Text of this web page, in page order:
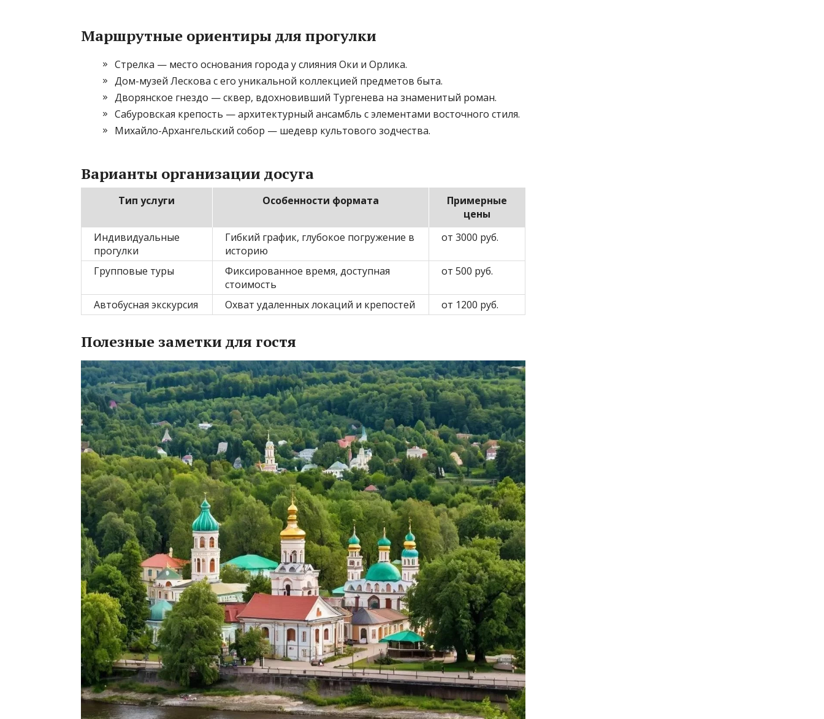
Маршрутные ориентиры для прогулки
Стрелка — место основания города у слияния Оки и Орлика.
Дом-музей Лескова с его уникальной коллекцией предметов быта.
Дворянское гнездо — сквер, вдохновивший Тургенева на знаменитый роман.
Сабуровская крепость — архитектурный ансамбль с элементами восточного стиля.
Михайло-Архангельский собор — шедевр культового зодчества.
Варианты организации досуга
Тип услуги Особенности формата
Примерные
цены
Индивидуальные
прогулки
Гибкий график, глубокое погружение в
историю
от 3000 руб.
Групповые туры
Фиксированное время, доступная
стоимость
от 500 руб.
Автобусная экскурсия Охват удаленных локаций и крепостей от 1200 руб.
Полезные заметки для гостя